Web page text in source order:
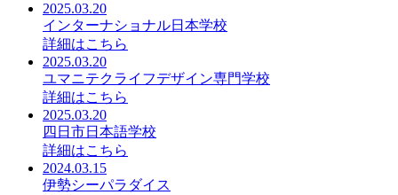
2025.03.20
インターナショナル日本学校
詳細はこちら
2025.03.20
ユマニテクライフデザイン専門学校
詳細はこちら
2025.03.20
四日市日本語学校
詳細はこちら
2024.03.15
伊勢シーパラダイス